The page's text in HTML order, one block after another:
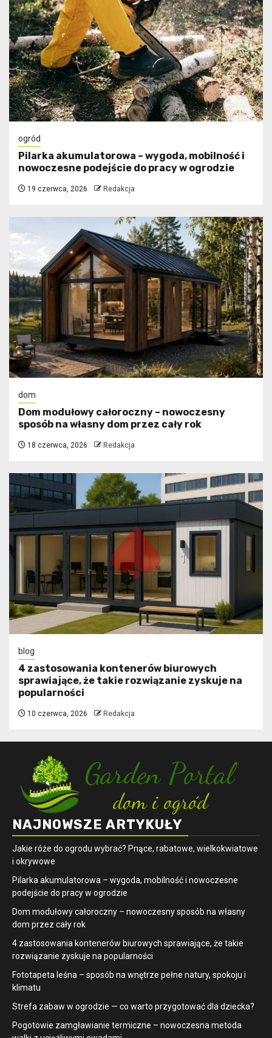
ogród
Pilarka akumulatorowa – wygoda, mobilność i
nowoczesne podejście do pracy w ogrodzie
19 czerwca, 2026 Redakcja
dom
Dom modułowy całoroczny – nowoczesny
sposób na własny dom przez cały rok
18 czerwca, 2026 Redakcja
blog
4 zastosowania kontenerów biurowych
sprawiające, że takie rozwiązanie zyskuje na
popularności
10 czerwca, 2026 Redakcja
NAJNOWSZE ARTYKUŁY
Jakie róże do ogrodu wybrać? Pnące, rabatowe, wielkokwiatowe
i okrywowe
Pilarka akumulatorowa – wygoda, mobilność i nowoczesne
podejście do pracy w ogrodzie
Dom modułowy całoroczny – nowoczesny sposób na własny
dom przez cały rok
4 zastosowania kontenerów biurowych sprawiające, że takie
rozwiązanie zyskuje na popularności
​Fototapeta leśna – sposób na wnętrze pełne natury, spokoju i
klimatu
Strefa zabaw w ogrodzie — co warto przygotować dla dziecka?
Pogotowie zamgławianie termiczne – nowoczesna metoda